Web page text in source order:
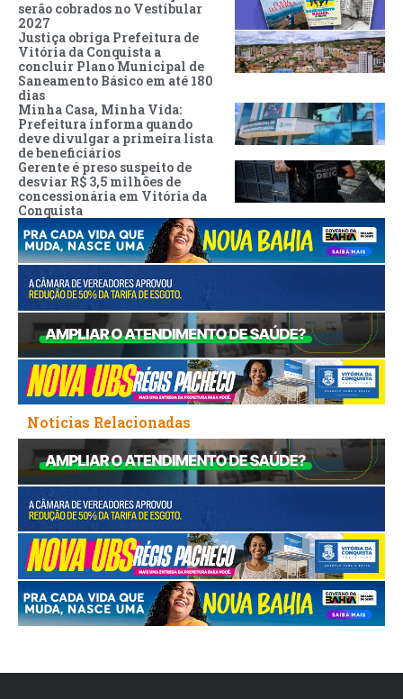
serão cobrados no Vestibular
2027
Justiça obriga Prefeitura de
Vitória da Conquista a
concluir Plano Municipal de
Saneamento Básico em até 180
dias
Minha Casa, Minha Vida:
Prefeitura informa quando
deve divulgar a primeira lista
de beneficiários
Gerente é preso suspeito de
desviar R$ 3,5 milhões de
concessionária em Vitória da
Conquista
Noticias Relacionadas